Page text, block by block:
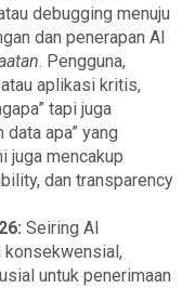
debugging menuju
dan penerapan AI
. Pengguna,
aplikasi kritis,
tapi juga
data apa” yang
juga mencakup
dan transparency
Seiring AI
konsekwensial,
untuk penerimaan